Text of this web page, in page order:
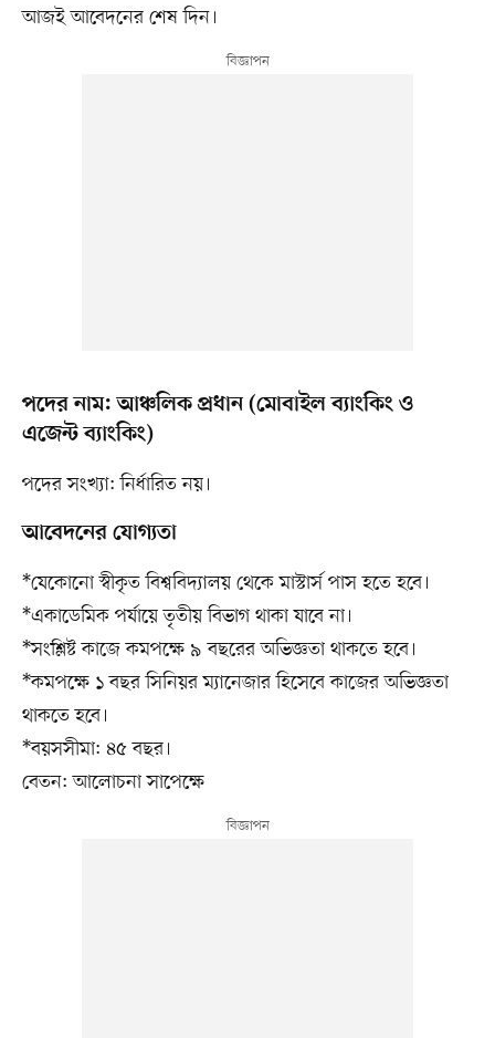
আজই আবেদনের শেষ দিন।
পদের নাম: আঞ্চলিক প্রধান (মোবাইল ব্যাংকিং ও
এজেন্ট ব্যাংকিং)
পদের সংখ্যা: নির্ধারিত নয়।
আবেদনের যোগ্যতা
*যেকোনো স্বীকৃত বিশ্ববিদ্যালয় থেকে মাস্টার্স পাস হতে হবে।
*একাডেমিক পর্যায়ে তৃতীয় বিভাগ থাকা যাবে না।
*সংশ্লিষ্ট কাজে কমপক্ষে ৯ বছরের অভিজ্ঞতা থাকতে হবে।
*কমপক্ষে ১ বছর সিনিয়র ম্যানেজার হিসেবে কাজের অভিজ্ঞতা
থাকতে হবে।
*বয়সসীমা: ৪৫ বছর।
বেতন: আলোচনা সাপেক্ষে